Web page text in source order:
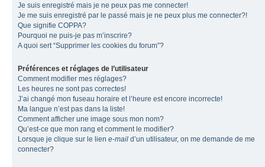
Je suis enregistré mais je ne peux pas me connecter!
Je me suis enregistré par le passé mais je ne peux plus me connecter?!
Que signifie COPPA?
Pourquoi ne puis-je pas m’inscrire?
A quoi sert “Supprimer les cookies du forum”?
Préférences et réglages de l’utilisateur
Comment modifier mes réglages?
Les heures ne sont pas correctes!
J’ai changé mon fuseau horaire et l’heure est encore incorrecte!
Ma langue n’est pas dans la liste!
Comment afficher une image sous mon nom?
Qu’est-ce que mon rang et comment le modifier?
Lorsque je clique sur le lien e-mail d’un utilisateur, on me demande de me
connecter?